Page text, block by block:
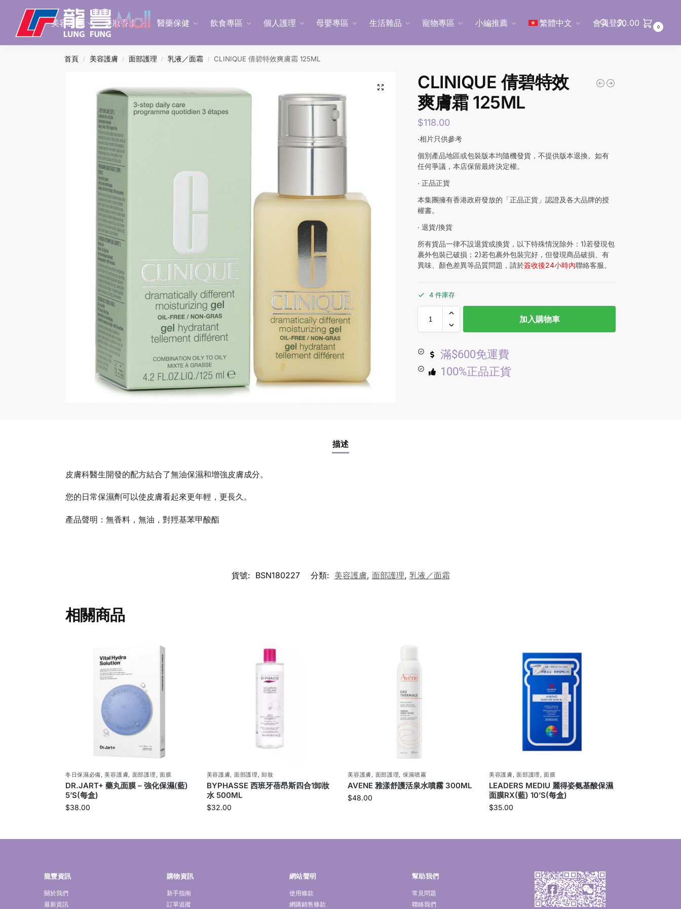
美容護膚 美妝香水 醫藥保健 飲食專區 個人護理 母嬰專區 生活雜品 寵物專區 小編推薦 繁體中文 會員登入
Search
$0.00 0
首頁 / 美容護膚 / 面部護理 / 乳液／面霜 / CLINIQUE 倩碧特效爽膚霜 125ML
CLINIQUE 倩碧特效
爽膚霜 125ML
$118.00
‧相片只供參考
個別產品地區或包裝版本均隨機發貨，不提供版本退換。如有
任何爭議，本店保留最終決定權。
‧ 正品正貨
本集團擁有香港政府發放的「正品正貨」認證及各大品牌的授
權書。
‧ 退貨/換貨
所有貨品一律不設退貨或換貨，以下特殊情況除外：1)若發現包
裹外包裝已破損；2)若包裹外包裝完好，但發現商品破損、有
異味、顏色差異等品質問題，請於簽收後24小時內聯絡客服。
4 件庫存
加入購物車
滿$600免運費
100%正品正貨
描述
皮膚科醫生開發的配方結合了無油保濕和增強皮膚成分。
您的日常保濕劑可以使皮膚看起來更年輕，更長久。
產品聲明：無香料，無油，對羥基苯甲酸酯
貨號: BSN180227 分類: 美容護膚, 面部護理, 乳液／面霜
相關商品
冬日保濕必備 ,美容護膚 面部護理 面膜
DR.JART+ 藥丸面膜 – 強化保濕(藍)
5’S(每盒)
$38.00
美容護膚 面部護理 ,卸妝
BYPHASSE 西班牙蓓昂斯四合1卸妝
水 500ML
$32.00
美容護膚 面部護理 保濕噴霧
AVENE 雅漾舒護活泉水噴霧 300ML
$48.00
美容護膚 ,面部護理 ,面膜
LEADERS MEDIU 麗得姿氨基酸保濕
面膜RX(藍) 10’S(每盒)
$35.00
龍豐資訊
關於我們
最新資訊
購物資訊
新手指南
訂單追蹤
網站聲明
使用條款
網購銷售條款
幫助我們
常見問題
聯絡我們